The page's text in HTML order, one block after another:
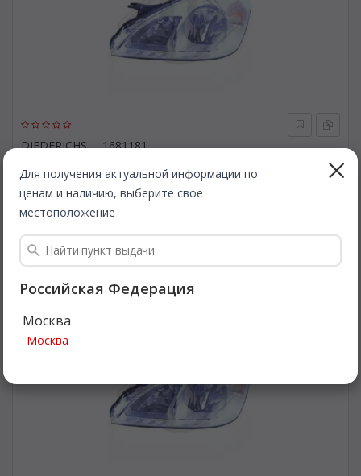
Для получения актуальной информации по
ценам и наличию, выберите свое
местоположение
Российская Федерация
Москва
Москва
DIEDERICHS 1681181
1 872₽ Все цены
Подробнее